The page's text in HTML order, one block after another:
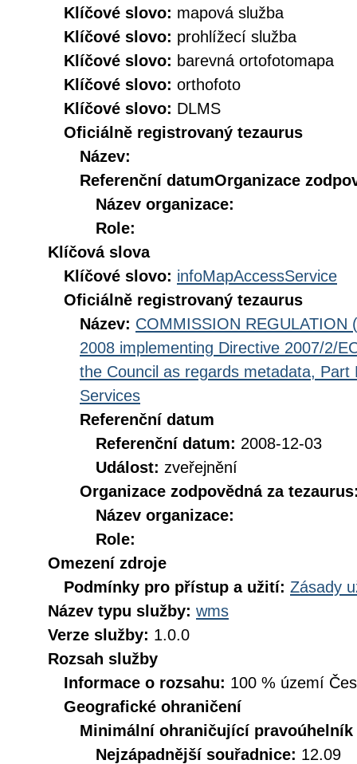
Klíčové slovo: mapová služba
Klíčové slovo: prohlížecí služba
Klíčové slovo: barevná ortofotomapa
Klíčové slovo: orthofoto
Klíčové slovo: DLMS
Oficiálně registrovaný tezaurus
Název:
Referenční datumOrganizace
Název organizace:
Role:
Klíčová slova
Klíčové slovo: infoMapAccessService
Oficiálně registrovaný tezaurus
Název: COMMISSION REGULATION
2008 implementing Directive 2007/2/
the Council as regards metadata,
Services
Referenční datum
Referenční datum: 2008-12-03
Událost: zveřejnění
Organizace zodpovědná za
Název organizace:
Role:
Omezení zdroje
Podmínky pro přístup a užití: Zásady
Název typu služby: wms
Verze služby: 1.0.0
Rozsah služby
Informace o rozsahu: 100 % území
Geografické ohraničení
Minimální ohraničující pravoúhelník
Nejzápadnější souřadnice: 12.09